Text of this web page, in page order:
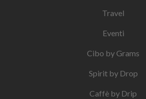
Travel
Eventi
Cibo by Grams
Spirit by Drop
Caffè by Drip